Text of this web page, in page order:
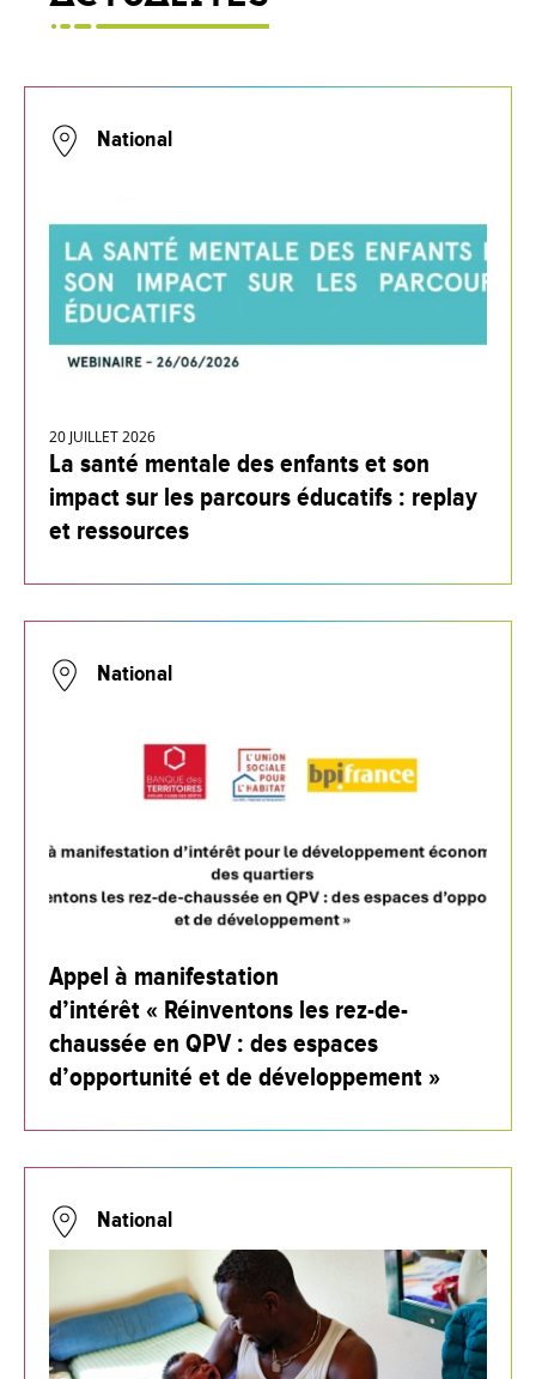
2. Identifier des démarches inspirantes
3. Formuler des préconisations opérationnelles
Une capitalisation permettra de rendre compte
National
20 JUILLET 2026
La santé mentale des enfants et son
impact sur les parcours éducatifs : replay
et ressources
National
Appel à manifestation
d’intérêt « Réinventons les rez-de-
chaussée en QPV : des espaces
d’opportunité et de développement »
National